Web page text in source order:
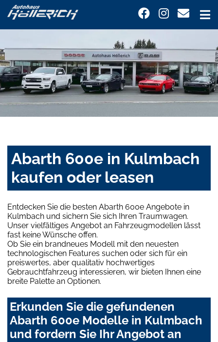
Abarth 600e in Kulmbach
kaufen oder leasen
Entdecken Sie die besten Abarth 600e Angebote in
Kulmbach und sichern Sie sich Ihren Traumwagen.
Unser vielfältiges Angebot an Fahrzeugmodellen lässt
fast keine Wünsche offen.
Ob Sie ein brandneues Modell mit den neuesten
technologischen Features suchen oder sich für ein
preiswertes, aber qualitativ hochwertiges
Gebrauchtfahrzeug interessieren, wir bieten Ihnen eine
breite Palette an Optionen.
Erkunden Sie die gefundenen
Abarth 600e Modelle in Kulmbach
und fordern Sie Ihr Angebot an